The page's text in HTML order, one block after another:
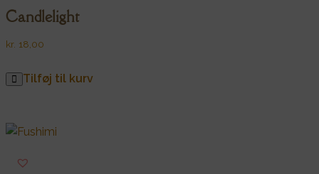
Candlelight
kr. 18,00
Tilføj til kurv